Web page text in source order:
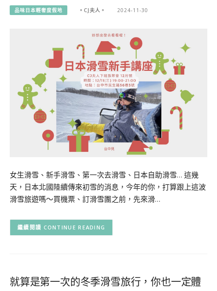
品味日本輕奢度假地 。CJ夫人。 2024-11-30
女生滑雪、新手滑雪、第一次去滑雪、日本自助滑雪… 這幾
天，日本北國陸續傳來初雪的消息，今年的你，打算跟上這波
滑雪旅遊嗎～買機票、訂滑雪團之前，先來滑…
CONTINUE READING
就算是第一次的冬季滑雪旅行，你也一定體